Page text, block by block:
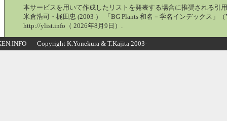
本サービスを用いて作成したリストを発表する場合に推奨される引用
米倉浩司・梶田忠 (2003-) 「BG Plants 和名－学名インデックス」（
http://ylist.info（ 2026年8月9日）.
Copyright K.Yonekura & T.Kajita 2003-